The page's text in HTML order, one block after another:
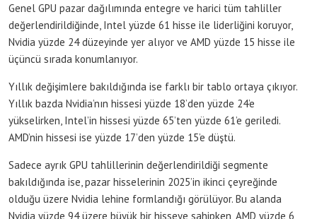
Genel GPU pazar dağılımında entegre ve harici tüm tahliller
değerlendirildiğinde, Intel yüzde 61 hisse ile liderliğini koruyor,
Nvidia yüzde 24 düzeyinde yer alıyor ve AMD yüzde 15 hisse ile
üçüncü sırada konumlanıyor.
Yıllık değişimlere bakıldığında ise farklı bir tablo ortaya çıkıyor.
Yıllık bazda Nvidia’nın hissesi yüzde 18’den yüzde 24’e
yükselirken, Intel’in hissesi yüzde 65’ten yüzde 61’e geriledi.
AMD’nin hissesi ise yüzde 17’den yüzde 15’e düştü.
Sadece ayrık GPU tahlillerinin değerlendirildiği segmente
bakıldığında ise, pazar hisselerinin 2025’in ikinci çeyreğinde
olduğu üzere Nvidia lehine formlandığı görülüyor. Bu alanda
Nvidia yüzde 94 üzere büyük bir hisseye sahipken, AMD yüzde 6